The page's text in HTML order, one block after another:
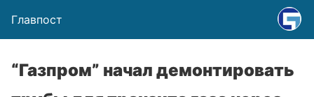
Главпост
“Газпром” начал демонтировать